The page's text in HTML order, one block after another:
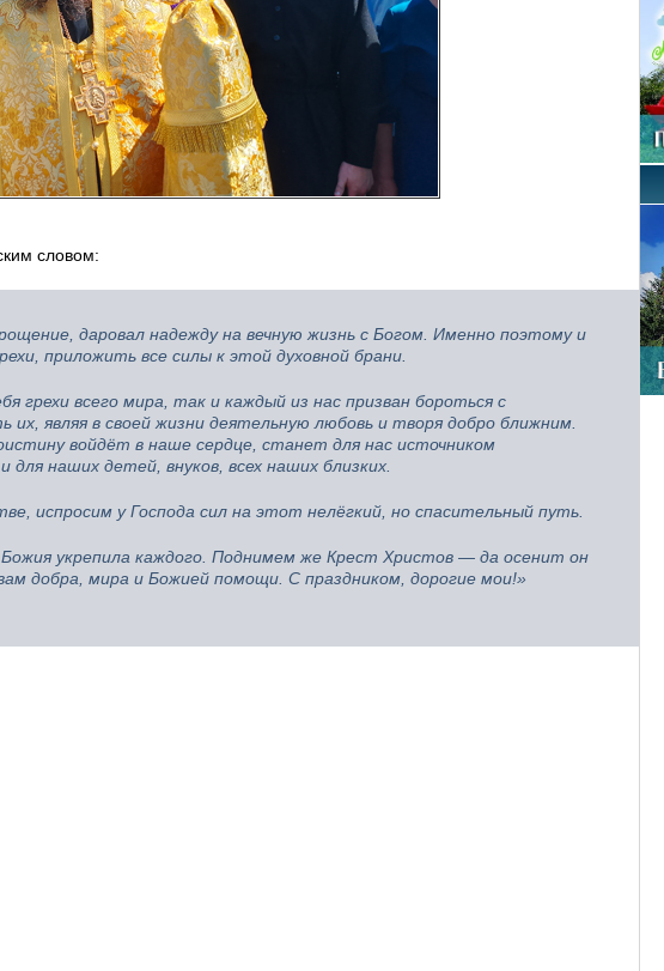
словом:
даровал надежду на вечную жизнь с Богом. Именно поэтому и
приложить все силы к этой духовной брани.
грехи всего мира, так и каждый из нас призван бороться с
являя в своей жизни деятельную любовь и творя добро ближним.
войдёт в наше сердце, станет для нас источником
наших детей, внуков, всех наших близких.
испросим у Господа сил на этот нелёгкий, но спасительный путь.
укрепила каждого. Поднимем же Крест Христов — да осенит он
добра, мира и Божией помощи. С праздником, дорогие мои!»